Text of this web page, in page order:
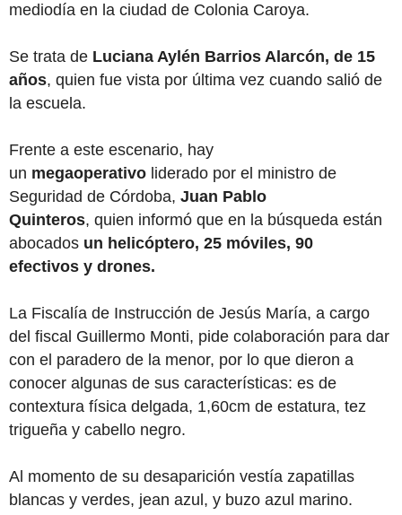
mediodía en la ciudad de Colonia Caroya.
Se trata de Luciana Aylén Barrios Alarcón, de 15
años, quien fue vista por última vez cuando salió de
la escuela.
Frente a este escenario, hay
un megaoperativo liderado por el ministro de
Seguridad de Córdoba, Juan Pablo
Quinteros, quien informó que en la búsqueda están
abocados un helicóptero, 25 móviles, 90
efectivos y drones.
La Fiscalía de Instrucción de Jesús María, a cargo
del fiscal Guillermo Monti, pide colaboración para dar
con el paradero de la menor, por lo que dieron a
conocer algunas de sus características: es de
contextura física delgada, 1,60cm de estatura, tez
trigueña y cabello negro.
Al momento de su desaparición vestía zapatillas
blancas y verdes, jean azul, y buzo azul marino.